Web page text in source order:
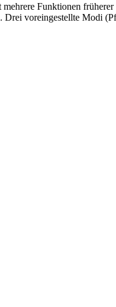
Funktionen
Drei voreingestellte Modi